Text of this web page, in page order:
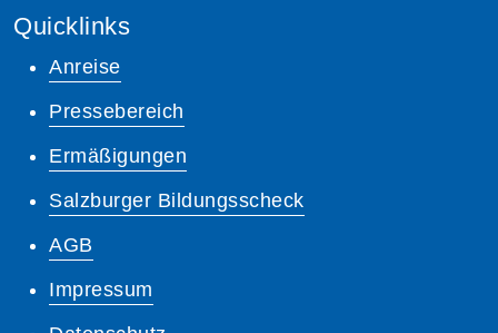
Quicklinks
Anreise
Pressebereich
Ermäßigungen
Salzburger Bildungsscheck
AGB
Impressum